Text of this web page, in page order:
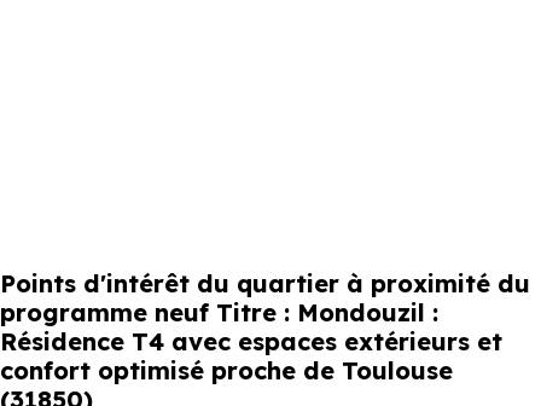
Points d'intérêt du quartier à proximité du
programme neuf Titre : Mondouzil :
Résidence T4 avec espaces extérieurs et
confort optimisé proche de Toulouse
(31850)